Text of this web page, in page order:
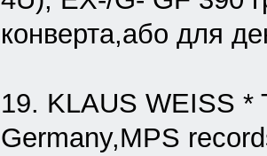
конверта,або для
19. KLAUS WEISS *
Germany,MPS